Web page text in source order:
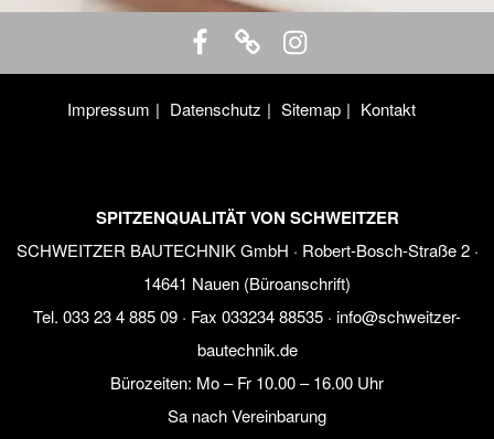
Impressum Datenschutz Sitemap Kontakt
SPITZENQUALITÄT VON SCHWEITZER
SCHWEITZER BAUTECHNIK GmbH · Robert-Bosch-Straße 2 ·
14641 Nauen (Büroanschrift)
Tel. 033 23 4 885 09 · Fax 033234 88535 · info@schweitzer-
bautechnik.de
Bürozeiten: Mo – Fr 10.00 – 16.00 Uhr
Sa nach Vereinbarung